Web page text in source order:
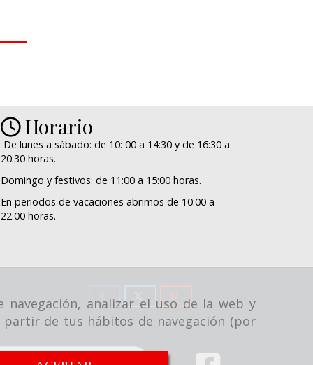
analizar el uso de la web y
de tus hábitos de navegación (por
Horario
De lunes a sábado: de 10: 00 a 14:30 y de 16:30 a
20:30 horas.
Domingo y festivos: de 11:00 a 15:00 horas.
En periodos de vacaciones abrimos de 10:00 a
22:00 horas.